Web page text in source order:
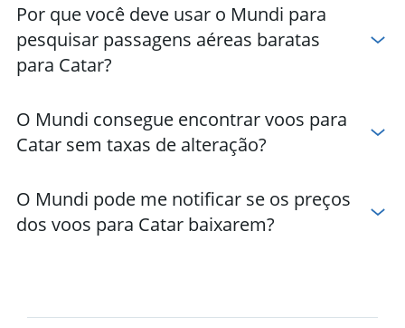
Por que você deve usar o Mundi para
pesquisar passagens aéreas baratas
para Catar?
O Mundi consegue encontrar voos para
Catar sem taxas de alteração?
O Mundi pode me notificar se os preços
dos voos para Catar baixarem?